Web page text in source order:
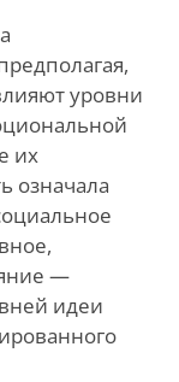
уровни
их
означала
—
идеи